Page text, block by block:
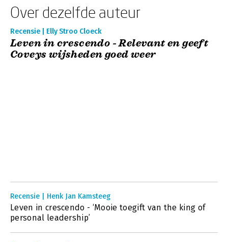
Over dezelfde auteur
Recensie | Elly Stroo Cloeck
Leven in crescendo - Relevant en geeft
Coveys wijsheden goed weer
Recensie | Henk Jan Kamsteeg
Leven in crescendo - ‘Mooie toegift van the king of
personal leadership’